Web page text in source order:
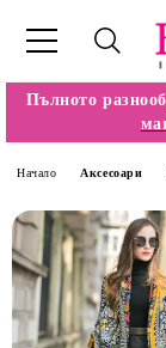
Пълното
Начало Аксесоари